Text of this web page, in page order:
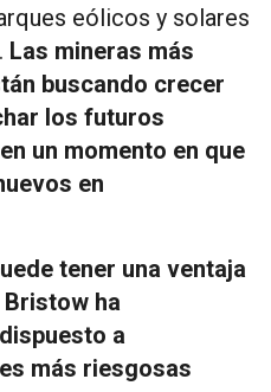
eólicos y solares
Las mineras más
buscando crecer
los futuros
un momento en que
en
tener una ventaja
ha
a
más riesgosas